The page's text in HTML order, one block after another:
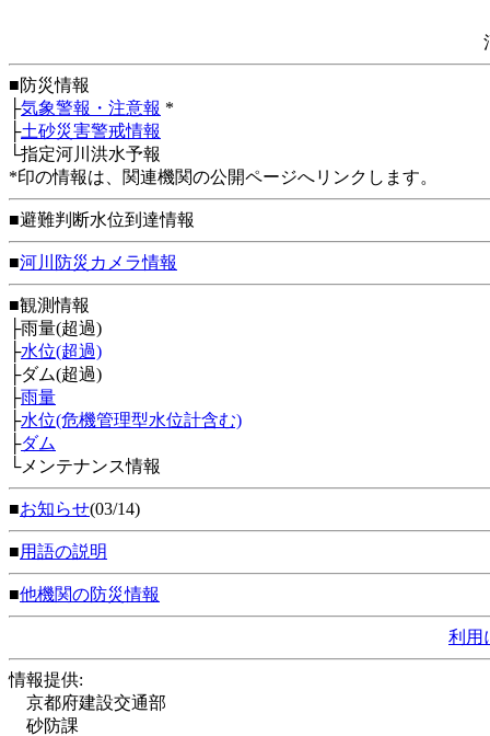
■防災情報
├気象警報・注意報 *
├土砂災害警戒情報
└指定河川洪水予報
*印の情報は、関連機関の公開ページへリンクします。
■避難判断水位到達情報
■河川防災カメラ情報
■観測情報
├雨量(超過)
├水位(超過)
├ダム(超過)
├雨量
├水位(危機管理型水位計含む)
├ダム
└メンテナンス情報
■お知らせ(03/14)
■用語の説明
■他機関の防災情報
利用
情報提供:
京都府建設交通部
砂防課